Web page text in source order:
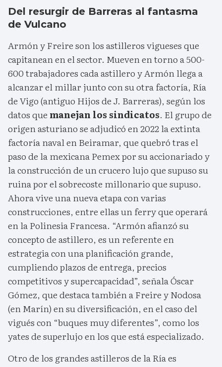
Del resurgir de Barreras al fantasma
de Vulcano
Armón y Freire son los astilleros vigueses que
capitanean en el sector. Mueven en torno a 500-
600 trabajadores cada astillero y Armón llega a
alcanzar el millar junto con su otra factoría, Ría
de Vigo (antiguo Hijos de J. Barreras), según los
datos que manejan los sindicatos. El grupo de
origen asturiano se adjudicó en 2022 la extinta
factoría naval en Beiramar, que quebró tras el
paso de la mexicana Pemex por su accionariado y
la construcción de un crucero lujo que supuso su
ruina por el sobrecoste millonario que supuso.
Ahora vive una nueva etapa con varias
construcciones, entre ellas un ferry que operará
en la Polinesia Francesa. “Armón afianzó su
concepto de astillero, es un referente en
estrategia con una planificación grande,
cumpliendo plazos de entrega, precios
competitivos y supercapacidad”, señala Óscar
Gómez, que destaca también a Freire y Nodosa
(en Marín) en su diversificación, en el caso del
vigués con “buques muy diferentes”, como los
yates de superlujo en los que está especializado.
Otro de los grandes astilleros de la Ría es